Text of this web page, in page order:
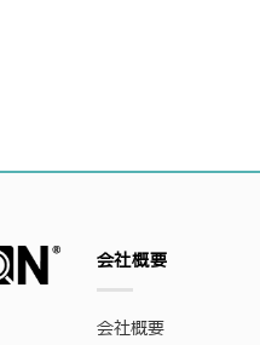
会社概要
会社概要